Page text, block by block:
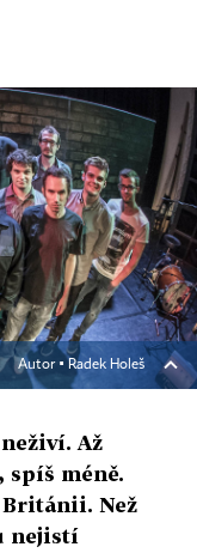
Autor ▪ Radek Holeš
Až
méně.
Británii. Než
nejistí